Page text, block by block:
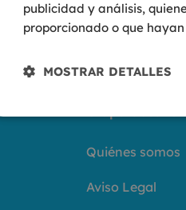
Quiénes somos
Aviso Legal
publicidad y análisis,
proporcionado o que
MOSTRAR DETALLES